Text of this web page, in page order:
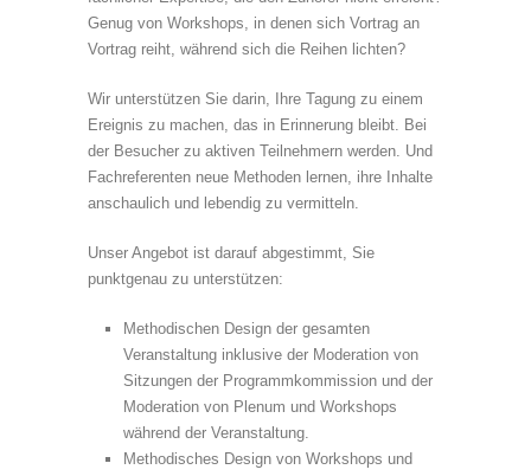
Genug von Workshops, in denen sich Vortrag an
Vortrag reiht, während sich die Reihen lichten?
Wir unterstützen Sie darin, Ihre Tagung zu einem
Ereignis zu machen, das in Erinnerung bleibt. Bei
der Besucher zu aktiven Teilnehmern werden. Und
Fachreferenten neue Methoden lernen, ihre Inhalte
anschaulich und lebendig zu vermitteln.
Unser Angebot ist darauf abgestimmt, Sie
punktgenau zu unterstützen:
Methodischen Design der gesamten
Veranstaltung inklusive der Moderation von
Sitzungen der Programmkommission und der
Moderation von Plenum und Workshops
während der Veranstaltung.
Methodisches Design von Workshops und